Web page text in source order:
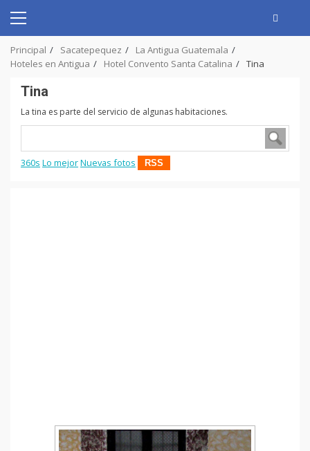
content
Primary
Principal Sacatepequez
La Antigua Guatemala
Hoteles en Antigua
Hotel Convento Santa Catalina Tina
Tina
La tina es parte del servicio de algunas habitaciones.
360s Lo mejorNuevas fotos RSS